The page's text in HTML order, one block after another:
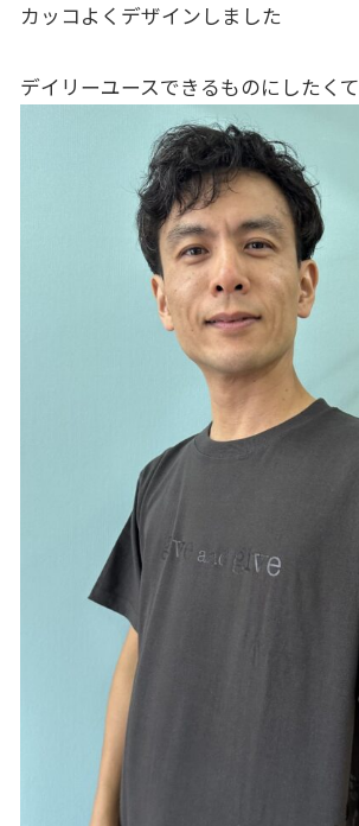
カッコよくデザインしました
デイリーユースできるものにしたくて